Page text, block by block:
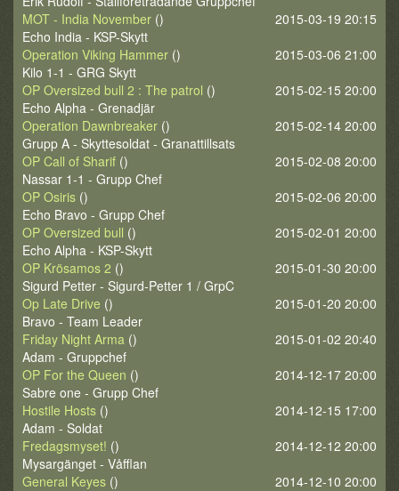
2015-03-19 20:15
MOT - India November ()
Echo India - KSP-Skytt
2015-03-06 21:00
Operation Viking Hammer ()
Kilo 1-1 - GRG Skytt
2015-02-15 20:00
OP Oversized bull 2 : The patrol ()
Echo Alpha - Grenadjär
2015-02-14 20:00
Operation Dawnbreaker ()
Grupp A - Skyttesoldat - Granattillsats
2015-02-08 20:00
OP Call of Sharif ()
Nassar 1-1 - Grupp Chef
2015-02-06 20:00
OP Osiris ()
Echo Bravo - Grupp Chef
2015-02-01 20:00
OP Oversized bull ()
Echo Alpha - KSP-Skytt
2015-01-30 20:00
OP Krösamos 2 ()
Sigurd Petter - Sigurd-Petter 1 / GrpC
2015-01-20 20:00
Op Late Drive ()
Bravo - Team Leader
2015-01-02 20:40
Friday Night Arma ()
Adam - Gruppchef
2014-12-17 20:00
OP For the Queen ()
Sabre one - Grupp Chef
2014-12-15 17:00
Hostile Hosts ()
Adam - Soldat
2014-12-12 20:00
Fredagsmyset! ()
Mysargänget - Våfflan
2014-12-10 20:00
General Keyes ()